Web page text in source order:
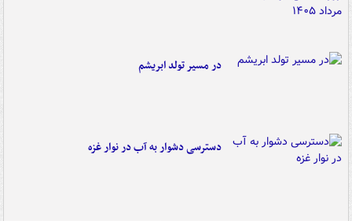
در مسیر تولد ابریشم
دسترسی دشوار به آب در نوار غزه